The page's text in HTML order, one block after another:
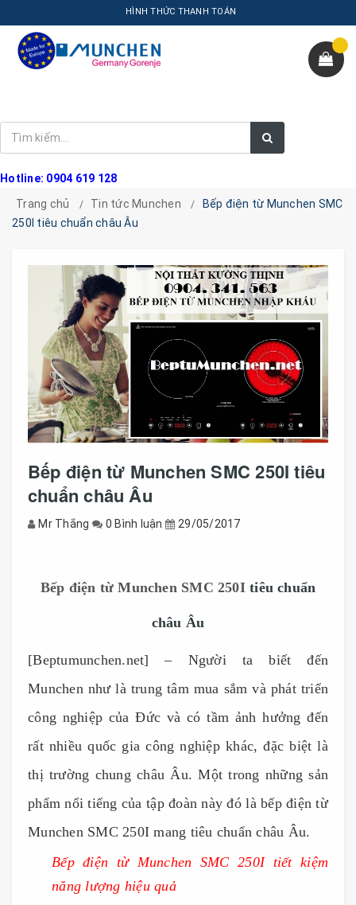
HÌNH THỨC THANH TOÁN
Hotline: 0904 619 128
Trang chủ
Tin tức Munchen
Bếp điện từ Munchen SMC
250I tiêu chuẩn châu Âu
Bếp điện từ Munchen SMC 250I tiêu
chuẩn châu Âu
Mr Thắng 0 Bình luận 29/05/2017
Bếp điện từ Munchen SMC 250Itiêu chuẩn
châu Âu
[Beptumunchen.net] – Người ta biết đến
Munchen như là trung tâm mua sắm và phát triển
công nghiệp của Đức và có tầm ảnh hưởng đến
rất nhiều quốc gia công nghiệp khác, đặc biệt là
thị trường chung châu Âu. Một trong những sản
phẩm nổi tiếng của tập đoàn này đó là bếp điện từ
Munchen SMC 250I mang tiêu chuẩn châu Âu.
Bếp điện từ Munchen SMC 250I tiết kiệm
năng lượng hiệu quả